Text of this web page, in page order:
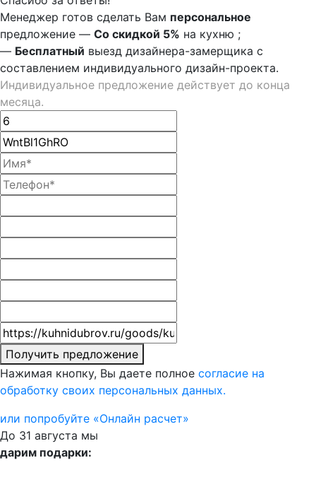
Менеджер готов сделать Вам персональное
предложение — Со скидкой 5% на кухню ;
— Бесплатный выезд дизайнера-замерщика с
составлением индивидуального дизайн-проекта.
Индивидуальное предложение действует до конца
месяца.
Получить предложение
Нажимая кнопку, Вы даете полное согласие на
обработку своих персональных данных.
или попробуйте «Онлайн расчет»
До 31 августа мы
дарим подарки: